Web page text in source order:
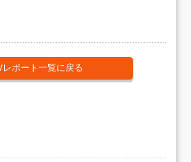
レポート一覧に戻る